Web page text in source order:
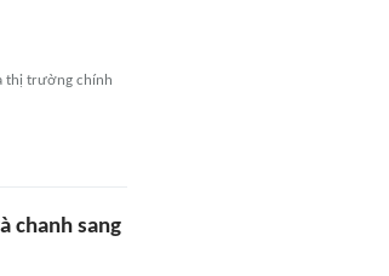
thị trường chính
chanh sang